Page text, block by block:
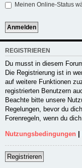
Meinen Online-Status
REGISTRIEREN
Du musst in diesem
Die Registrierung ist in
auf weitere Funktionen
registrierten Benutzern
Beachte bitte unsere
Regelungen, bevor du
Forenregeln, wenn du
Nutzungsbedingungen
Registrieren